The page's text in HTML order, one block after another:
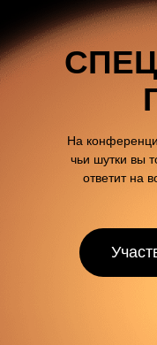
На
чьи шутки вы
ответит на